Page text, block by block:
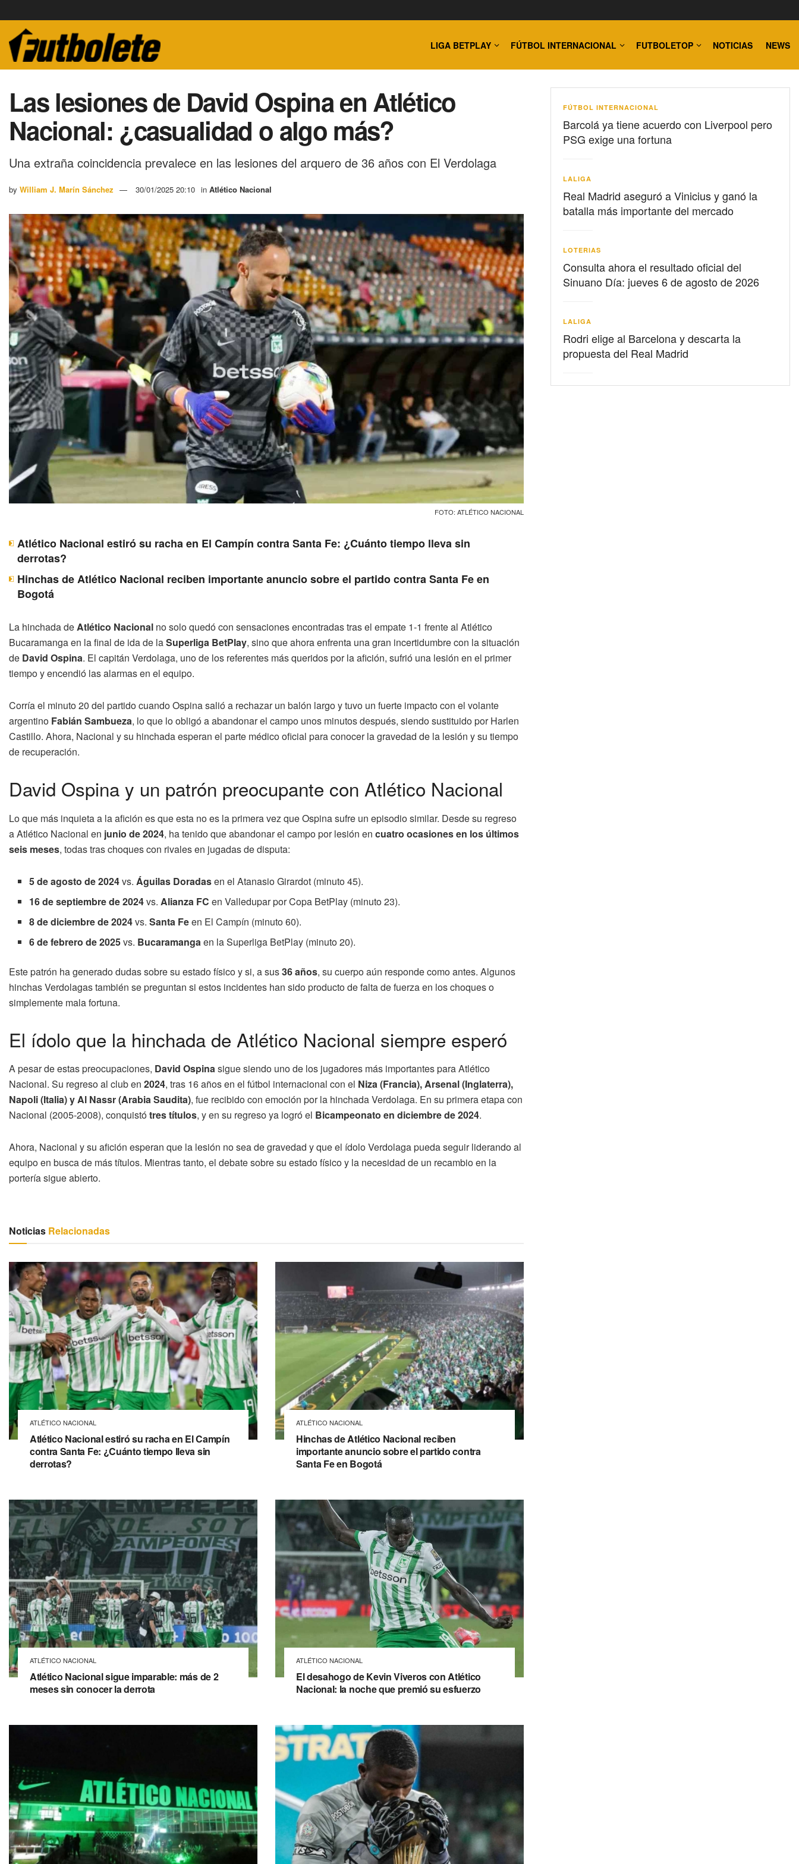
LIGA BETPLAY FÚTBOL INTERNACIONAL FUTBOLETOP NOTICIAS NEWS
Las lesiones de David Ospina en Atlético
Nacional: ¿casualidad o algo más?
Una extraña coincidencia prevalece en las lesiones del arquero de 36 años con El Verdolaga
by William J. Marín Sánchez 30/01/2025 20:10 in Atlético Nacional
FOTO: ATLÉTICO NACIONAL
Atlético Nacional estiró su racha en El Campín contra Santa Fe: ¿Cuánto tiempo lleva sin
derrotas?
Hinchas de Atlético Nacional reciben importante anuncio sobre el partido contra Santa Fe en
Bogotá
La hinchada deAtlético Nacional no solo quedó con sensaciones encontradas tras el empate 1-1 frente al Atlético
Bucaramanga en la final de ida de laSuperliga BetPlay, sino que ahora enfrenta una gran incertidumbre con la situación
de David Ospina. El capitán Verdolaga, uno de los referentes más queridos por la afición, sufrió una lesión en el primer
tiempo y encendió las alarmas en el equipo.
Corría el minuto 20 del partido cuando Ospina salió a rechazar un balón largo y tuvo un fuerte impacto con el volante
argentino Fabián Sambueza, lo que lo obligó a abandonar el campo unos minutos después, siendo sustituido por Harlen
Castillo. Ahora, Nacional y su hinchada esperan el parte médico oficial para conocer la gravedad de la lesión y su tiempo
de recuperación.
David Ospina y un patrón preocupante con Atlético Nacional
Lo que más inquieta a la afición es que esta no es la primera vez que Ospina sufre un episodio similar. Desde su regreso
a Atlético Nacional en junio de 2024, ha tenido que abandonar el campo por lesión en cuatro ocasiones en los últimos
seis meses, todas tras choques con rivales en jugadas de disputa:
5 de agosto de 2024vs. Águilas Doradasen el Atanasio Girardot (minuto 45).
16 de septiembre de 2024vs. Alianza FC en Valledupar por Copa BetPlay (minuto 23).
8 de diciembre de 2024vs.Santa Feen El Campín (minuto 60).
6 de febrero de 2025vs. Bucaramanga en la Superliga BetPlay (minuto 20).
Este patrón ha generado dudas sobre su estado físico y si, a sus36 años, su cuerpo aún responde como antes. Algunos
hinchas Verdolagas también se preguntan si estos incidentes han sido producto de falta de fuerza en los choques o
simplemente mala fortuna.
El ídolo que la hinchada de Atlético Nacional siempre esperó
A pesar de estas preocupaciones, David Ospinasigue siendo uno de los jugadores más importantes para Atlético
Nacional. Su regreso al club en 2024, tras 16 años en el fútbol internacional con el Niza (Francia), Arsenal (Inglaterra),
Napoli (Italia) y Al Nassr (Arabia Saudita), fue recibido con emoción por la hinchada Verdolaga. En su primera etapa con
Nacional (2005-2008), conquistótres títulos, y en su regreso ya logró el Bicampeonato en diciembre de 2024.
Ahora, Nacional y su afición esperan que la lesión no sea de gravedad y que el ídolo Verdolaga pueda seguir liderando al
equipo en busca de más títulos. Mientras tanto, el debate sobre su estado físico y la necesidad de un recambio en la
portería sigue abierto.
Noticias Relacionadas
ATLÉTICO NACIONAL
Atlético Nacional estiró su racha en El Campín
contra Santa Fe: ¿Cuánto tiempo lleva sin
derrotas?
ATLÉTICO NACIONAL
Hinchas de Atlético Nacional reciben
importante anuncio sobre el partido contra
Santa Fe en Bogotá
ATLÉTICO NACIONAL
Atlético Nacional sigue imparable: más de 2
meses sin conocer la derrota
ATLÉTICO NACIONAL
El desahogo de Kevin Viveros con Atlético
Nacional: la noche que premió su esfuerzo
FÚTBOL INTERNACIONAL
Barcolá ya tiene acuerdo con Liverpool pero
PSG exige una fortuna
LALIGA
Real Madrid aseguró a Vinicius y ganó la
batalla más importante del mercado
LOTERIAS
Consulta ahora el resultado oficial del
Sinuano Día: jueves 6 de agosto de 2026
LALIGA
Rodri elige al Barcelona y descarta la
propuesta del Real Madrid